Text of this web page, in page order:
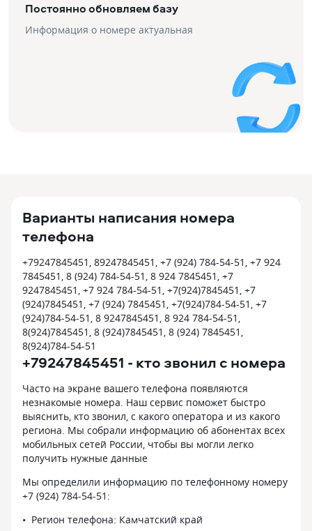
Постоянно обновляем базу
Информация о номере актуальная
Варианты написания номера
телефона
+79247845451, 89247845451, +7 (924) 784-54-51, +7 924
7845451, 8 (924) 784-54-51, 8 924 7845451, +7
9247845451, +7 924 784-54-51, +7(924)7845451, +7
(924)7845451, +7 (924) 7845451, +7(924)784-54-51, +7
(924)784-54-51, 8 9247845451, 8 924 784-54-51,
8(924)7845451, 8 (924)7845451, 8 (924) 7845451,
8(924)784-54-51
+79247845451 - кто звонил с номера
Часто на экране вашего телефона появляются
незнакомые номера. Наш сервис поможет быстро
выяснить, кто звонил, с какого оператора и из какого
региона. Мы собрали информацию об абонентах всех
мобильных сетей России, чтобы вы могли легко
получить нужные данные
Мы определили информацию по телефонному номеру
+7 (924) 784-54-51:
Регион телефона: Камчатский край